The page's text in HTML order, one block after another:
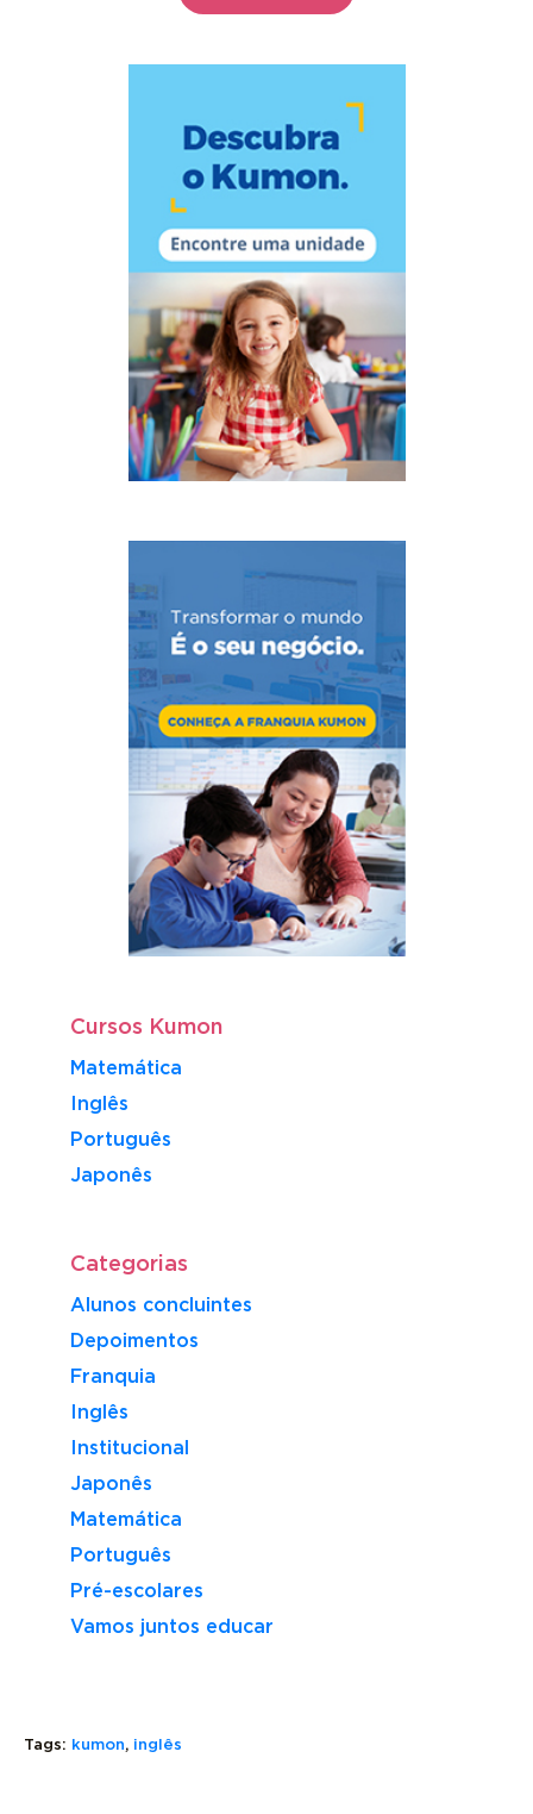
Cursos Kumon
Matemática
Inglês
Português
​Japonês
Categorias
Alunos concluintes
Depoimentos
Franquia
Inglês
Institucional
Japonês
Matemática
Português
Pré-escolares
Vamos juntos educar
Tags: kumon, inglês